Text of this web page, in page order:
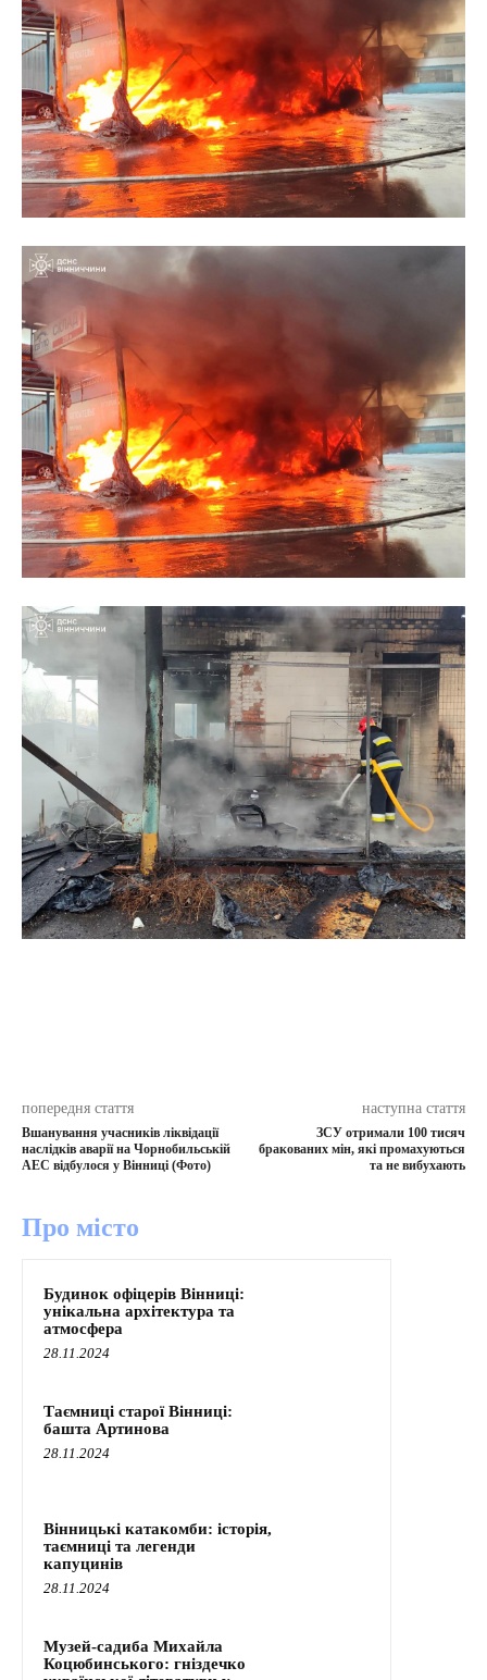
попередня стаття
Вшанування учасників ліквідації
наслідків аварії на Чорнобильській
АЕС відбулося у Вінниці (Фото)
наступна стаття
ЗСУ отримали 100 тисяч
бракованих мін, які промахуються
та не вибухають
Про місто
Будинок офіцерів Вінниці:
унікальна архітектура та
атмосфера
28.11.2024
Таємниці старої Вінниці:
башта Артинова
28.11.2024
Вінницькі катакомби: історія,
таємниці та легенди
капуцинів
28.11.2024
Музей-садиба Михайла
Коцюбинського: гніздечко